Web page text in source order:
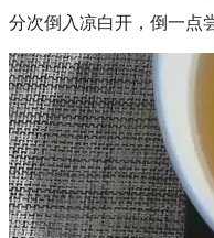
分次倒入凉白开，倒一点